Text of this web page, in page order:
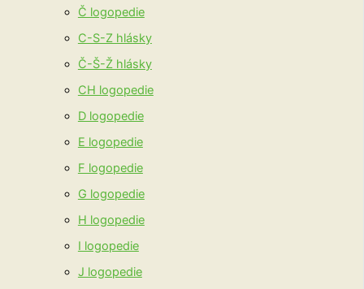
Č logopedie
C-S-Z hlásky
Č-Š-Ž hlásky
CH logopedie
D logopedie
E logopedie
F logopedie
G logopedie
H logopedie
I logopedie
J logopedie